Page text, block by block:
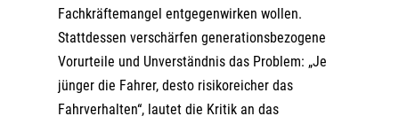
Fachkräftemangel entgegenwirken wollen.
Stattdessen verschärfen generationsbezogene
Vorurteile und Unverständnis das Problem: „Je
jünger die Fahrer, desto risikoreicher das
Fahrverhalten“, lautet die Kritik an das